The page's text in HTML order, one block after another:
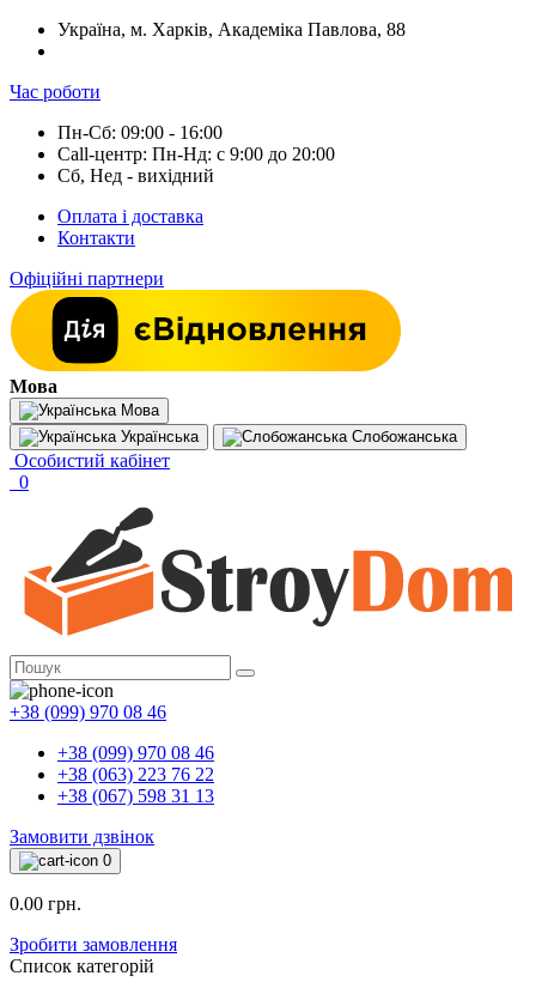
Україна, м. Харків, Академіка Павлова, 88
Час роботи
Пн-Сб: 09:00 - 16:00
Call-центр: Пн-Нд: с 9:00 до 20:00
Сб, Нед - вихідний
Оплата і доставка
Контакти
Офіційні партнери
Мова
Мова
Українська
Слобожанська
Особистий кабінет
0
+38 (099) 970 08 46
+38 (099) 970 08 46
+38 (063) 223 76 22
+38 (067) 598 31 13
Замовити дзвінок
0
0.00 грн.
Зробити замовлення
Список категорій